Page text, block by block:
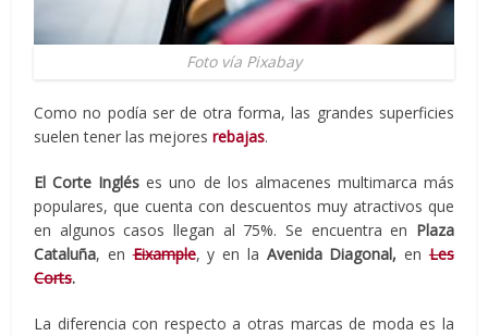
Foto vía Pixabay
Como no podía ser de otra forma, las grandes superficies
suelen tener las mejoresrebajas.
El Corte Inglés es uno de los almacenes multimarca más
populares, que cuenta con descuentos muy atractivos que
en algunos casos llegan al 75%. Se encuentra en Plaza
Cataluña, enEixample, y en la Avenida Diagonal,enLes
Corts.
La diferencia con respecto a otras marcas de moda es la